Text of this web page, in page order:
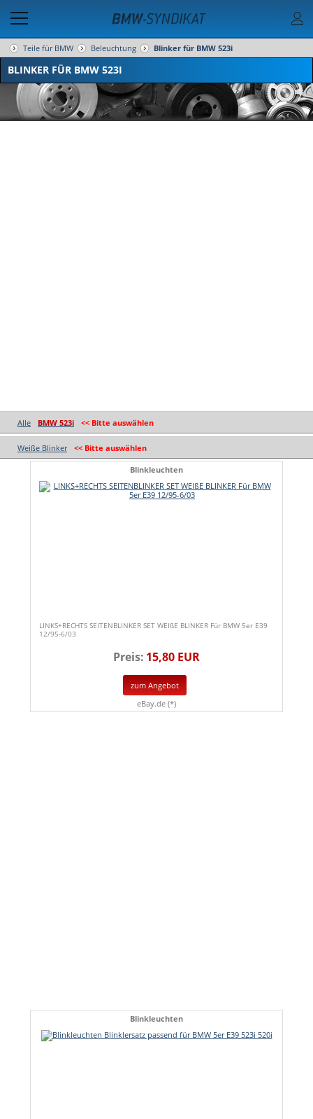
Teile für BMW Beleuchtung Blinker für BMW 523i
BLINKER FÜR BMW 523I
Alle BMW 523i << Bitte auswählen
Weiße Blinker << Bitte auswählen
Blinkleuchten
LINKS+RECHTS SEITENBLINKER SET WEIßE BLINKER Für BMW 5er E39
12/95-6/03
Preis: 15,80 EUR
zum Angebot
eBay.de (*)
Blinkleuchten